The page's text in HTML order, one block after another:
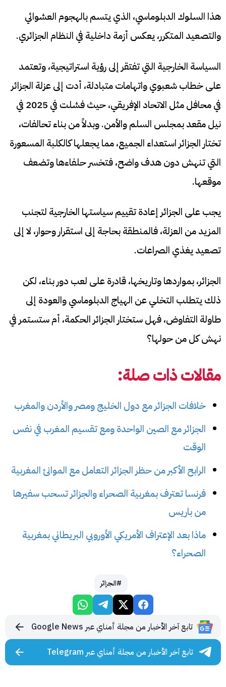
هذا السلوك الدبلوماسي، الذي يتسم بالهجوم العشوائي
والتصعيد المتكرر، يعكس أزمة داخلية في النظام الجزائري.
السياسة الخارجية التي تفتقر إلى رؤية استراتيجية، وتعتمد
على خطاب شعبوي واتهامات متبادلة، أدت إلى عزلة الجزائر
في محافل مثل الاتحاد الإفريقي، حيث فشلت في 2025 في
نيل مقعد بمجلس السلم والأمن. وبدلاً من بناء تحالفات،
تختار الجزائر استعداء الجميع، مما يجعلها كالكلبة المسعورة
التي تنهش دون هدف واضح، فتخسر حلفاءها وتضعف
موقعها.
يجب على الجزائر إعادة تقييم سياستها الخارجية لتجنب
المزيد من العزلة، فالمنطقة بحاجة إلى استقرار وحوار، لا إلى
تصعيد يغذي الصراعات.
الجزائر، بمواردها وتاريخها، قادرة على لعب دور بناء، لكن
ذلك يتطلب التخلي عن الهياج الدبلوماسي والعودة إلى
طاولة التفاوض، فهل ستختار الجزائر الحكمة، أم ستستمر في
نهش كل من حولها؟
مقالات ذات صلة:
خلافات الجزائر مع دول الخليج ومصر والأردن والمغرب
الجزائر مع الصين الواحدة ومع تقسيم المغرب في نفس
الوقت
الرابح الأكبر من حظر الجزائر التعامل مع الموانئ المغربية
فرنسا تعترف بمغربية الصحراء والجزائر تسحب سفيرها
من باريس
ماذا بعد الإعتراف الأمريكي الأوروبي البريطاني بمغربية
الصحراء؟
#الجزائر
تابع آخر الأخبار من مجلة أمناي عبر Google News
تابع آخر الأخبار من مجلة أمناي عبر Telegram